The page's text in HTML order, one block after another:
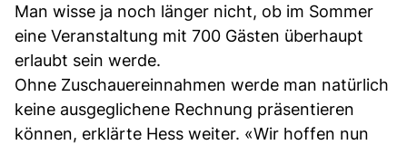
Man wisse ja noch länger nicht, ob im Sommer
eine Veranstaltung mit 700 Gästen überhaupt
erlaubt sein werde.
Ohne Zuschauereinnahmen werde man natürlich
keine ausgeglichene Rechnung präsentieren
können, erklärte Hess weiter. «Wir hoffen nun